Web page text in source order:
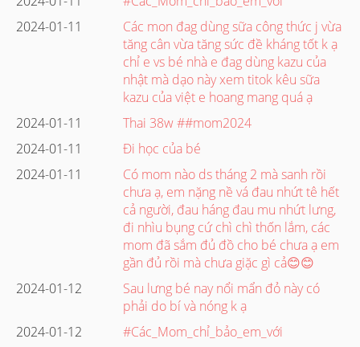
2024-01-11
Các mon đag dùng sữa công thức j vừa
tăng cân vừa tăng sức đề kháng tốt k ạ
chỉ e vs bé nhà e đag dùng kazu của
nhật mà dạo này xem titok kêu sữa
kazu của việt e hoang mang quá ạ
2024-01-11
Thai 38w ##mom2024
2024-01-11
Đi học của bé
2024-01-11
Có mom nào ds tháng 2 mà sanh rồi
chưa ạ, em nặng nề vá đau nhứt tê hết
cả người, đau háng đau mu nhứt lưng,
đi nhìu bụng cứ chì chì thốn lắm, các
mom đã sắm đủ đồ cho bé chưa ạ em
gần đủ rồi mà chưa giặc gì cả😊😊
2024-01-12
Sau lưng bé nay nổi mẩn đỏ này có
phải do bí và nóng k ạ
2024-01-12
#Các_Mom_chỉ_bảo_em_với